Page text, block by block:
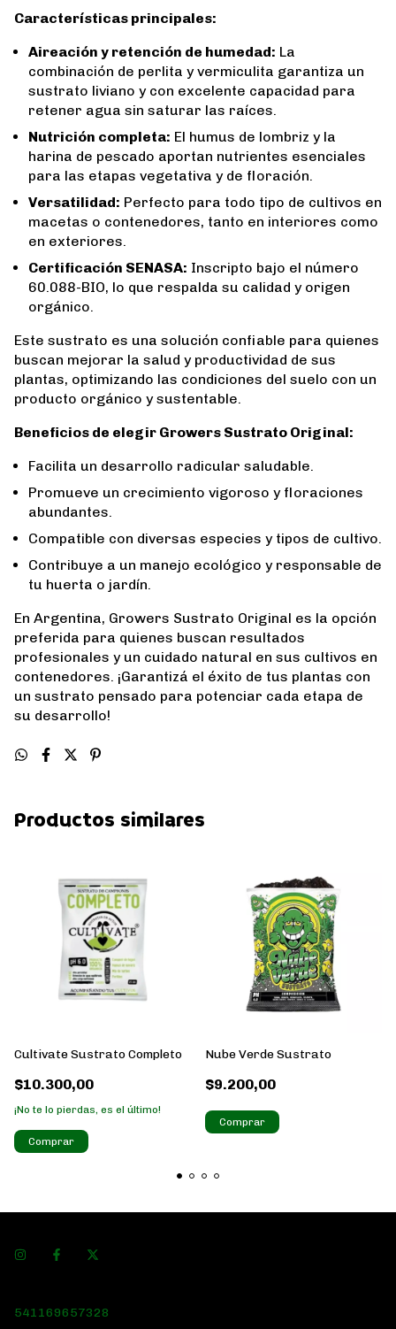
Características principales:
Aireación y retención de humedad: La
combinación de perlita y vermiculita garantiza un
sustrato liviano y con excelente capacidad para
retener agua sin saturar las raíces.
Nutrición completa: El humus de lombriz y la
harina de pescado aportan nutrientes esenciales
para las etapas vegetativa y de floración.
Versatilidad: Perfecto para todo tipo de cultivos en
macetas o contenedores, tanto en interiores como
en exteriores.
Certificación SENASA: Inscripto bajo el número
60.088-BIO, lo que respalda su calidad y origen
orgánico.
Este sustrato es una solución confiable para quienes
buscan mejorar la salud y productividad de sus
plantas, optimizando las condiciones del suelo con un
producto orgánico y sustentable.
Beneficios de elegir Growers Sustrato Original:
Facilita un desarrollo radicular saludable.
Promueve un crecimiento vigoroso y floraciones
abundantes.
Compatible con diversas especies y tipos de cultivo.
Contribuye a un manejo ecológico y responsable de
tu huerta o jardín.
En Argentina, Growers Sustrato Original es la opción
preferida para quienes buscan resultados
profesionales y un cuidado natural en sus cultivos en
contenedores. ¡Garantizá el éxito de tus plantas con
un sustrato pensado para potenciar cada etapa de
su desarrollo!
Productos similares
Cultivate Sustrato Completo
$10.300,00
¡No te lo pierdas, es el último!
Comprar
Nube Verde Sustrato
$9.200,00
Comprar
541169657328